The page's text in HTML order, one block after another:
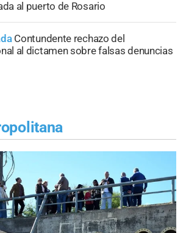
al puerto de Rosario
Contundente rechazo del
al dictamen sobre falsas denuncias